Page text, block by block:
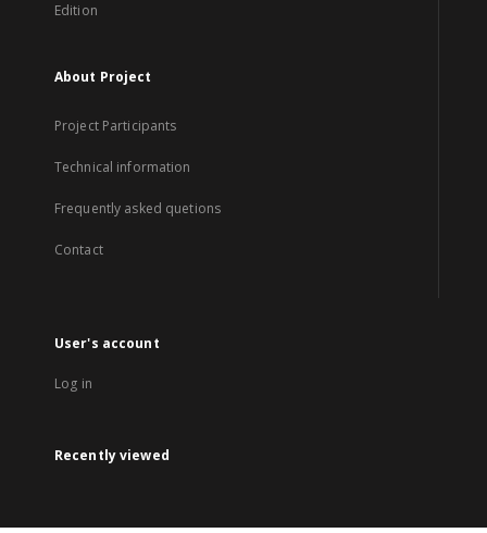
Edition
About Project
Project Participants
Technical information
Frequently asked quetions
Contact
User's account
Log in
Recently viewed